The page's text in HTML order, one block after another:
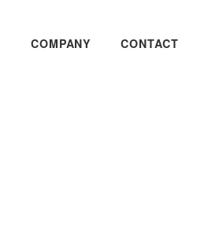
COMPANY CONTACT